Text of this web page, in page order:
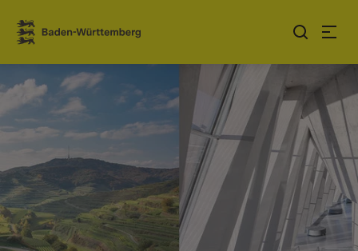
Sauter au contenu
Link zur Startseite